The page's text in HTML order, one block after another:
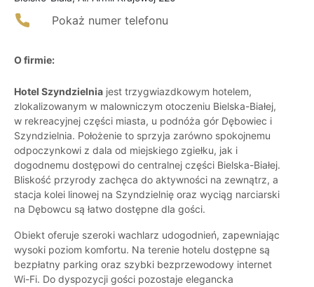
Pokaż numer telefonu
O firmie:
Hotel Szyndzielnia jest trzygwiazdkowym hotelem,
zlokalizowanym w malowniczym otoczeniu Bielska-Białej,
w rekreacyjnej części miasta, u podnóża gór Dębowiec i
Szyndzielnia. Położenie to sprzyja zarówno spokojnemu
odpoczynkowi z dala od miejskiego zgiełku, jak i
dogodnemu dostępowi do centralnej części Bielska-Białej.
Bliskość przyrody zachęca do aktywności na zewnątrz, a
stacja kolei linowej na Szyndzielnię oraz wyciąg narciarski
na Dębowcu są łatwo dostępne dla gości.
Obiekt oferuje szeroki wachlarz udogodnień, zapewniając
wysoki poziom komfortu. Na terenie hotelu dostępne są
bezpłatny parking oraz szybki bezprzewodowy internet
Wi-Fi. Do dyspozycji gości pozostaje elegancka